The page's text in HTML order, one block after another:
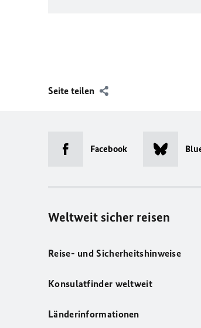
Seite teilen
Facebook
Weltweit sicher reisen
Reise- und Sicherheitshinweise
Konsulatfinder weltweit
Länderinformationen